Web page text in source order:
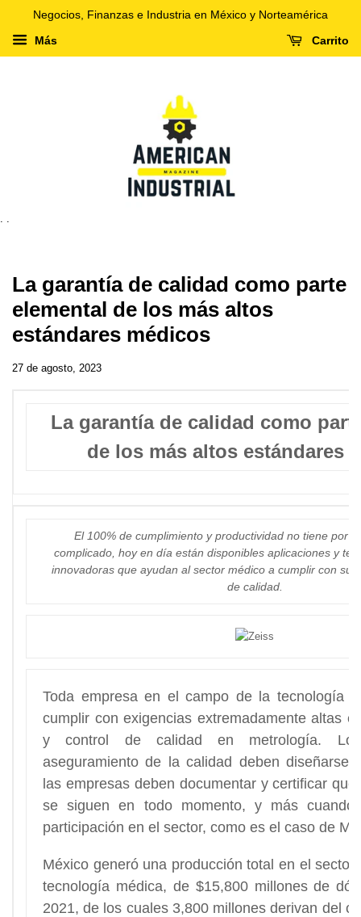
Negocios, Finanzas e Industria en México y Norteamérica
Más Carrito
. .
La garantía de calidad como parte
elemental de los más altos
estándares médicos
27 de agosto, 2023
La garantía de calidad como
de los más altos estándares
El 100% de cumplimiento y productividad no tiene por
complicado, hoy en día están disponibles aplicaciones y
innovadoras que ayudan al sector médico a cumplir con
de calidad.
Toda empresa en el campo de la tecnología
cumplir con exigencias extremadamente altas
y control de calidad en metrología.
aseguramiento de la calidad deben diseñarse
las empresas deben documentar y certificar
se siguen en todo momento, y más
participación en el sector, como es el caso de
México generó una producción total en el sector
tecnología médica, de $15,800 millones de
2021, de los cuales 3,800 millones derivan del